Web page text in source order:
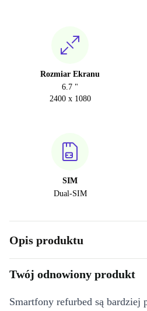
Rozmiar Ekranu
6.7 "
2400 x 1080
SIM
Dual-SIM
Opis produktu
Twój odnowiony produkt
Smartfony refurbed są bardziej